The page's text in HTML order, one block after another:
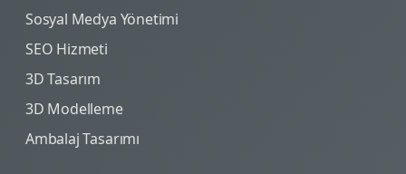
Sosyal Medya Yönetimi
SEO Hizmeti
3D Tasarım
3D Modelleme
Ambalaj Tasarımı